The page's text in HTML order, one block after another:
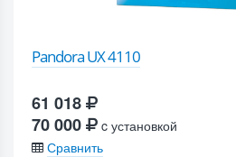
Pandora UX 4110
61 018
70 000
c установкой
Сравнить